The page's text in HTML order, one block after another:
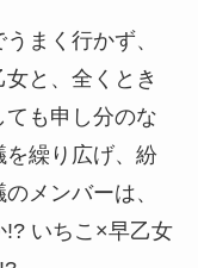
まく行かず、
と、全くとき
も申し分のな
を繰り広げ、紛
メンバーは、
!? いちこ×早乙女